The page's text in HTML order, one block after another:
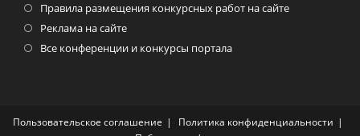
Правила размещения конкурсных работ на сайте
Реклама на сайте
Все конференции и конкурсы портала
Пользовательское соглашение
Политика конфиденциальности